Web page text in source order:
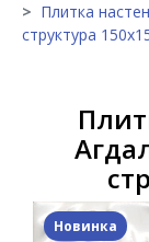
Плитка
структура
Новинка